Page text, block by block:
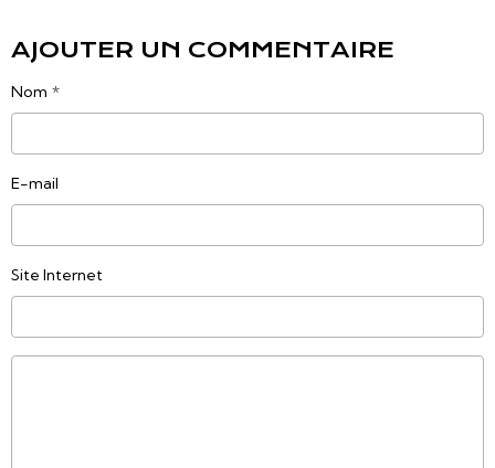
AJOUTER UN COMMENTAIRE
Nom
E-mail
Site Internet